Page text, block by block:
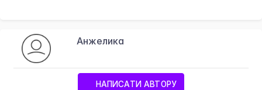
Анжелика
НАПИСАТИ АВТОРУ